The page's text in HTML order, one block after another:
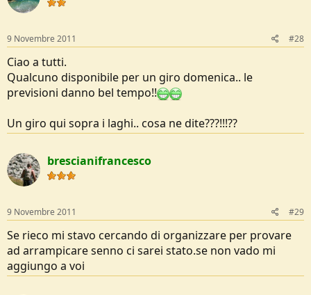
9 Novembre 2011 #28
Ciao a tutti.
Qualcuno disponibile per un giro domenica.. le
previsioni danno bel tempo!!
Un giro qui sopra i laghi.. cosa ne dite???!!!??
brescianifrancesco
9 Novembre 2011 #29
Se rieco mi stavo cercando di organizzare per provare
ad arrampicare senno ci sarei stato.se non vado mi
aggiungo a voi